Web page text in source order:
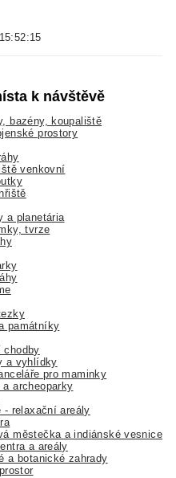
k návštěvě
bazény, koupaliště
prostory
venkovní
a planetária
tvrze
památníky
chodby
a vyhlídky
pro maminky
archeoparky
- relaxační areály
městečka a indiánské vesnice
a areály
a botanické zahrady